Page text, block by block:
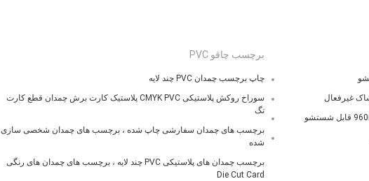
برچسب چاقو PVC
چاپ برچسب چمدان PVC چند لایه
سوراخ روکش پلاستیکی CMYK PVC پلاستیک کارت برش چمدان قطع کارت
تگ
برچسب های چمدان سفارشی چاپ شده ، برچسب های چمدان شخصی سازی
شده
برچسب چمدان های پلاستیکی PVC چند لایه ، برچسب های چمدان های رنگی
Die Cut Card